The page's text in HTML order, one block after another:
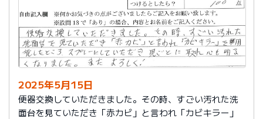
2025年5月15日
便器交換していただきました。その時、すごい汚れた洗
面台を見ていただき「赤カビ」と言われ「カビキラー」